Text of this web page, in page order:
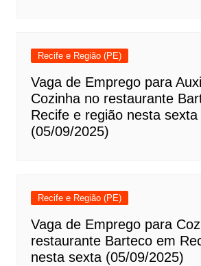
Recife e Região (PE)
Vaga de Emprego para
Cozinha no restaurante
Recife e região nesta sexta
(05/09/2025)
Recife e Região (PE)
Vaga de Emprego para
restaurante Barteco em
nesta sexta (05/09/2025)